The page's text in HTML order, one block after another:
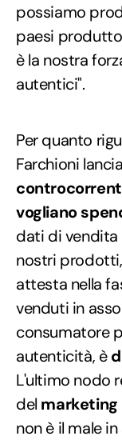
possiamo
paesi
è la nostra
autentici".
Per quanto
Farchioni lancia
vogliano
dati di vendita
nostri prodotti,
attesta nella
venduti in
consumatore
autenticità, è
L'ultimo nodo
del marketing
non è il male